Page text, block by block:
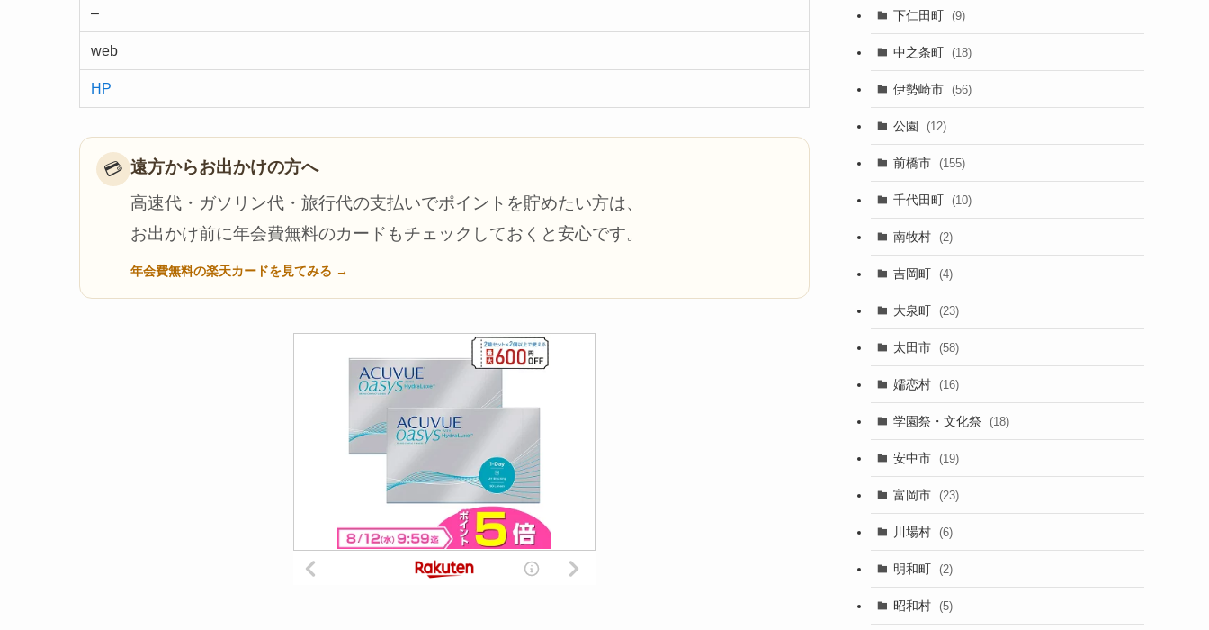
–
web
HP
💳 遠方からお出かけの方へ
高速代・ガソリン代・旅行代の支払いでポイントを貯めたい方は、
お出かけ前に年会費無料のカードもチェックしておくと安心です。
年会費無料の楽天カードを見てみる
下仁田町 (9)
中之条町 (18)
伊勢崎市 (56)
公園 (12)
前橋市 (155)
千代田町 (10)
南牧村 (2)
吉岡町 (4)
大泉町 (23)
太田市 (58)
嬬恋村 (16)
学園祭・文化祭 (18)
安中市 (19)
富岡市 (23)
川場村 (6)
明和町 (2)
昭和村 (5)